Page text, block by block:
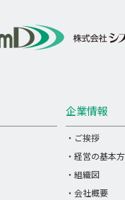
企業情報
・ご挨拶
・経営の基本
・組織図
・会社概要